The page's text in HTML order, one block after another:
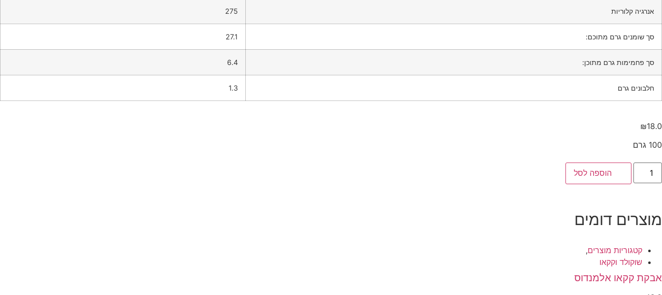
אנרגיה קלוריות 275
סך שומנים גרם מתוכם: 27.1
סך פחמימות גרם מתוכן: 6.4
חלבונים גרם 1.3
₪18.0
100 גרם
הוספה לסל
מוצרים דומים
קטגוריות מוצרים,
שוקולד וקקאו
אבקת קקאו אלמנדוס